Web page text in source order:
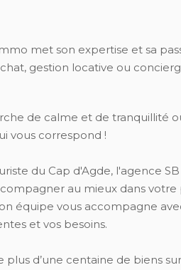
met son expertise et sa
gestion locative ou
de calme et de tranquillité
vous correspond !
du Cap d'Agde, l'agence
au mieux dans
équipe vous accompagne
et vos besoins.
d’une centaine de biens